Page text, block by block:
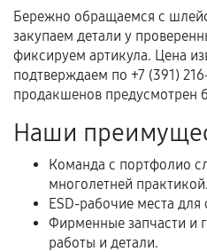
механические
перегрев, коррозия.
Самостоятельный
третьих лиц.
предусмотрено
Обращение после
срока.
Программные сбои,
отдельных условиях.
Бережно обращаемся с
закупаем детали у
фиксируем артикула. Цена
подтверждаем по +7 (391)
продакшенов предусмотрен
Наши
Команда с портфолио
многолетней практикой.
ESD-рабочие места для
Фирменные запчасти и
работы и детали.